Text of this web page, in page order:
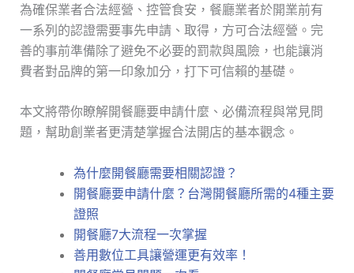
為確保業者合法經營、控管食安，餐廳業者於開業前有
一系列的認證需要事先申請、取得，方可合法經營。完
善的事前準備除了避免不必要的罰款與風險，也能讓消
費者對品牌的第一印象加分，打下可信賴的基礎。
本文將帶你瞭解開餐廳要申請什麼、必備流程與常見問
題，幫助創業者更清楚掌握合法開店的基本觀念。
為什麼開餐廳需要相關認證？
開餐廳要申請什麼？台灣開餐廳所需的4種主要
證照
開餐廳7大流程一次掌握
善用數位工具讓營運更有效率！